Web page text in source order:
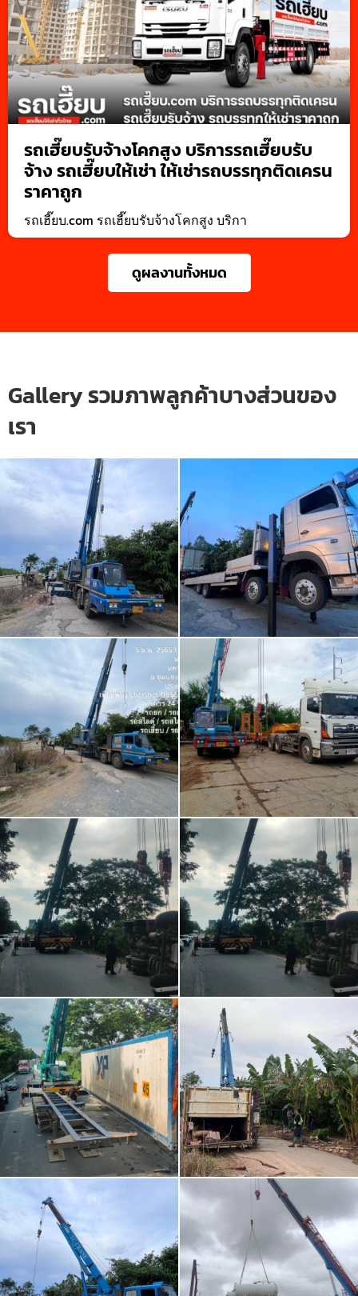
รถเฮี๊ยบรับจ้างโคกสูง บริการรถเฮี๊ยบรับ
จ้าง รถเฮี๊ยบให้เช่า ให้เช่ารถบรรทุกติดเครน
ราคาถูก
รถเฮี๊ยบ.com รถเฮี๊ยบรับจ้างโคกสูง บริกา
ดูผลงานทั้งหมด
Gallery รวมภาพลูกค้าบางส่วนของ
เรา